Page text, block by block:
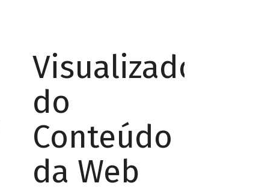
Visualizador
do
Conteúdo
da Web